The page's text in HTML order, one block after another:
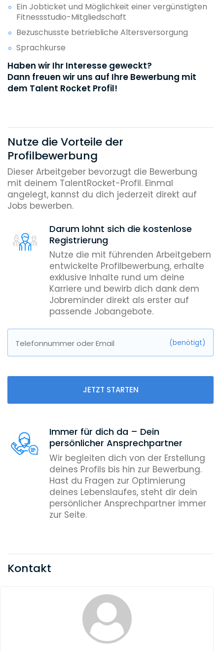
Ein Jobticket und Möglichkeit einer vergünstigten
Fitnessstudio-Mitgliedschaft
Bezuschusste betriebliche Altersversorgung
Sprachkurse
Haben wir Ihr Interesse geweckt?
Dann freuen wir uns auf Ihre Bewerbung mit
dem Talent Rocket Profil!
Nutze die Vorteile der
Profilbewerbung
Dieser Arbeitgeber bevorzugt die Bewerbung
mit deinem TalentRocket-Profil. Einmal
angelegt, kannst du dich jederzeit direkt auf
Jobs bewerben.
Darum lohnt sich die kostenlose
Registrierung
Nutze die mit führenden Arbeitgebern
entwickelte Profilbewerbung, erhalte
exklusive Inhalte rund um deine
Karriere und bewirb dich dank dem
Jobreminder direkt als erster auf
passende Jobangebote.
Telefonnummer oder Email (benötigt)
JETZT STARTEN
Immer für dich da – Dein
persönlicher Ansprechpartner
Wir begleiten dich von der Erstellung
deines Profils bis hin zur Bewerbung.
Hast du Fragen zur Optimierung
deines Lebenslaufes, steht dir dein
persönlicher Ansprechpartner immer
zur Seite.
Kontakt